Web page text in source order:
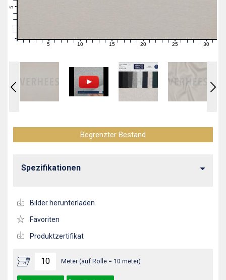
1 2 3 4 6 7 89 11121314 16171819 21222324 26272829 31
Meter (auf Rolle = 10 meter)
Begrenzter Bestand
Spezifikationen
Bilder herunterladen
Favoriten
Produktzertifikat